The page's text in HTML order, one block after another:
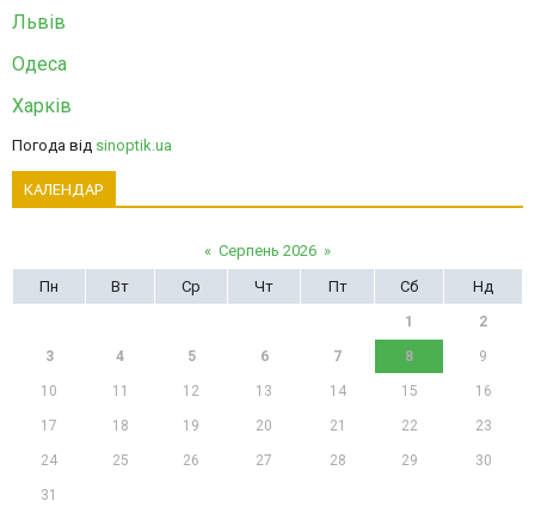
Львів
Одеса
Харків
Погода від sinoptik.ua
КАЛЕНДАР
« Серпень 2026 »
Пн
Вт Ср Чт Пт Сб Нд
1 2
3 4 5 6 7 8 9
10 11 12 13 14 15 16
17 18 19 20 21 22 23
24 25 26 27 28 29 30
31